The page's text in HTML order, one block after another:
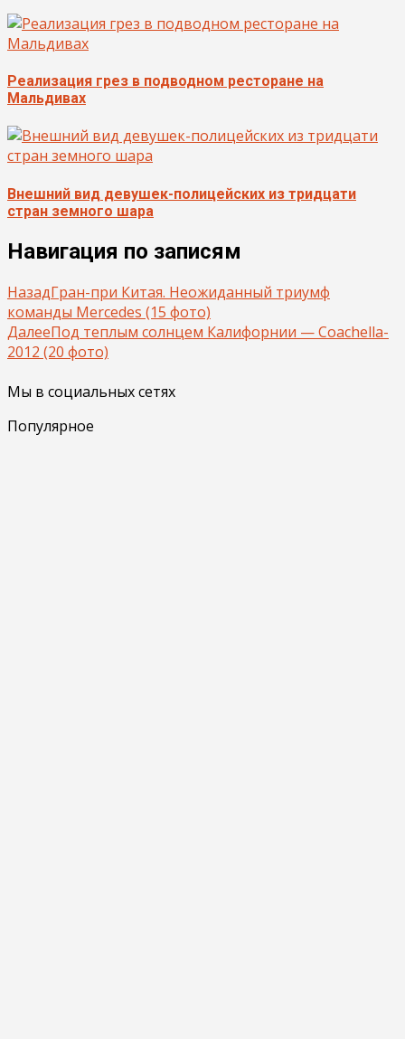
Реализация грез в подводном ресторане на
Мальдивах
Внешний вид девушек-полицейских из тридцати
стран земного шара
Навигация по записям
НазадГран-при Китая. Неожиданный триумф
команды Mercedes (15 фото)
ДалееПод теплым солнцем Калифорнии — Coachella-
2012 (20 фото)
Мы в социальных сетях
Популярное